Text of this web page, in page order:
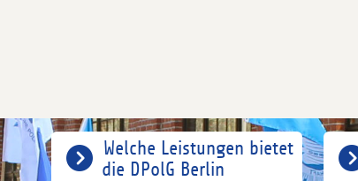
Welche Leistungen bietet
die DPolG Berlin